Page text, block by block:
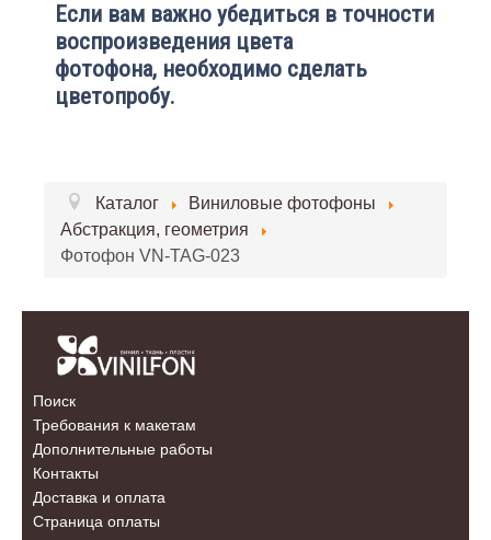
Если вам важно убедиться в точности
воспроизведения цвета
фотофона, необходимо сделать
цветопробу.
Каталог
Виниловые фотофоны
Абстракция, геометрия
Фотофон VN-TAG-023
Поиск
Требования к макетам
Дополнительные работы
Контакты
Доставка и оплата
Страница оплаты